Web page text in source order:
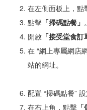
在左側面板上，點
點擊 「掃碼點餐」 。
開啟 「接受堂食訂
在 “網上專屬網店
站的網址。
配置 “掃碼點餐” 設
在右上角，點擊